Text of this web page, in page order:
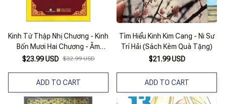
Kinh Tứ Thập Nhị Chương - Kinh
Bốn Mươi Hai Chương - Âm
Nghĩa
$23.99 USD $32.99 USD
ADD TO CART
Tìm Hiểu Kinh Kim Cang - Ni Sư
Trí Hải (Sách Kèm Quà Tặng)
$21.99 USD
ADD TO CART